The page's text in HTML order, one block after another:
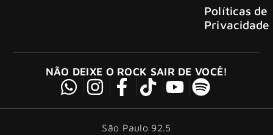
Políticas de
Privacidade
NÃO DEIXE O ROCK SAIR DE VOCÊ!
São Paulo 92.5